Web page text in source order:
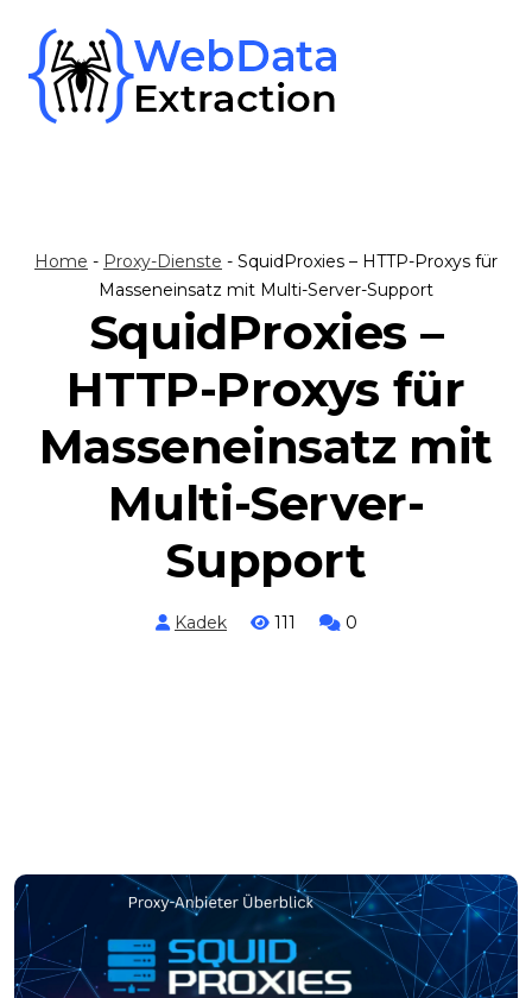
content
Home - Proxy-Dienste - SquidProxies – HTTP-Proxys für
Masseneinsatz mit Multi-Server-Support
SquidProxies –
HTTP-Proxys für
Masseneinsatz mit
Multi-Server-
Support
Kadek 111 0